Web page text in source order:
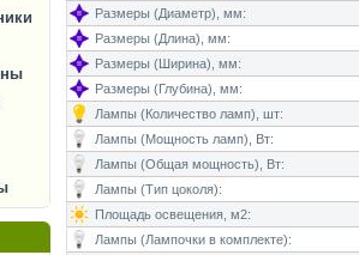
Размеры (Диаметр), мм:
Размеры (Длина), мм:
Размеры (Ширина), мм:
Размеры (Глубина), мм:
Лампы (Количество ламп), шт:
Лампы (Мощность ламп), Вт:
Лампы (Общая мощность), Вт:
Лампы (Тип цоколя):
Площадь освещения, м2:
Лампы (Лампочки в комплекте):